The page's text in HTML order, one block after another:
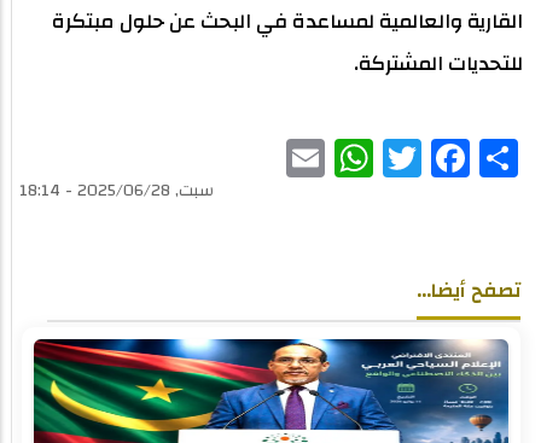
القارية والعالمية لمساعدة في البحث عن حلول مبتكرة
للتحديات المشتركة.
Share
Facebook
Twitter
WhatsAppسبت, 2025/06/28 - 18:14
تصفح أيضا...